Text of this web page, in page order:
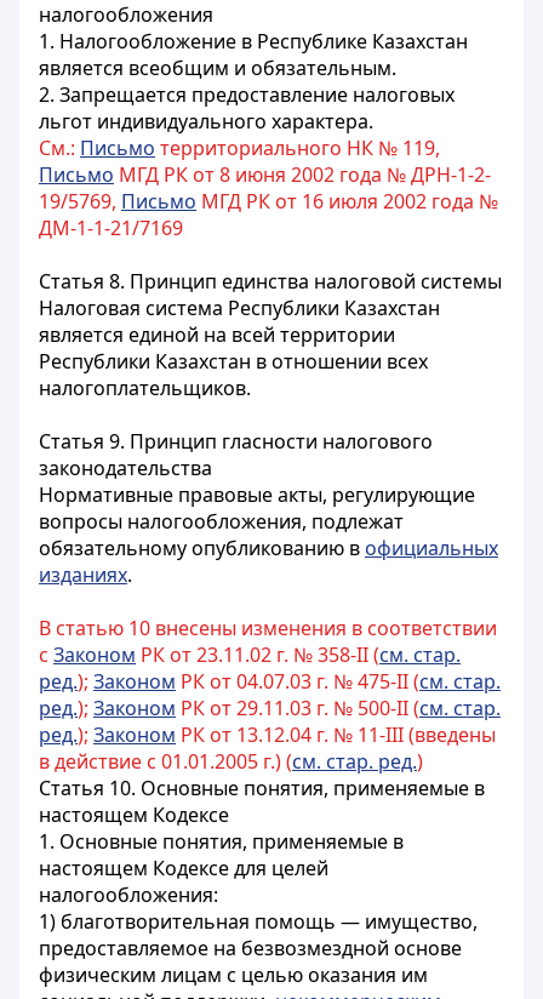
налогообложения
1. Налогообложение в Республике Казахстан
является всеобщим и обязательным.
2. Запрещается предоставление налоговых
льгот индивидуального характера.
См.: Письмо территориального НК № 119,
Письмо МГД РК от 8 июня 2002 года № ДРН-1-2-
19/5769, Письмо МГД РК от 16 июля 2002 года №
ДМ-1-1-21/7169
Статья 8. Принцип единства налоговой системы
Налоговая система Республики Казахстан
является единой на всей территории
Республики Казахстан в отношении всех
налогоплательщиков.
Статья 9. Принцип гласности налогового
законодательства
Нормативные правовые акты, регулирующие
вопросы налогообложения, подлежат
обязательному опубликованию в официальных
изданиях.
В статью 10 внесены изменения в соответствии
с Законом РК от 23.11.02 г. № 358-II (см. стар.
ред.); Законом РК от 04.07.03 г. № 475-II (см. стар.
ред.); Законом РК от 29.11.03 г. № 500-II (см. стар.
ред.); Законом РК от 13.12.04 г. № 11-III (введены
в действие с 01.01.2005 г.) (см. стар. ред.)
Статья 10. Основные понятия, применяемые в
настоящем Кодексе
1. Основные понятия, применяемые в
настоящем Кодексе для целей
налогообложения:
1) благотворительная помощь — имущество,
предоставляемое на безвозмездной основе
физическим лицам с целью оказания им